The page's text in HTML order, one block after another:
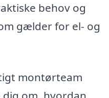
behov og
gælder for el- og
montørteam